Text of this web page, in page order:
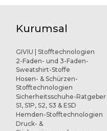
Kurumsal
GIVIU | Stofftechnologien
2-Faden- und 3-Faden-
Sweatshirt-Stoffe
Hosen- & Schürzen-
Stofftechnologien
Sicherheitsschuhe-Ratgeber
S1, S1P, S2, S3 & ESD
Hemden-Stofftechnologien
Druck- &